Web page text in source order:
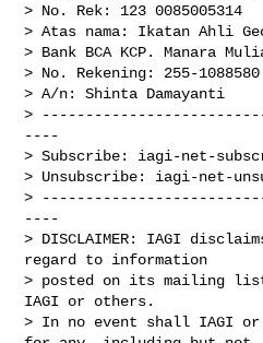
> No. Rek: 123 0085005314
> Atas nama: Ikatan Ahli
> Bank BCA KCP. Manara
> No. Rekening: 255-1088580
> A/n: Shinta Damayanti
>
----
> Subscribe: iagi-net-
> Unsubscribe: iagi-net-
>
----
> DISCLAIMER: IAGI
regard to information
> posted on its mailing
IAGI or others.
> In no event shall IAGI